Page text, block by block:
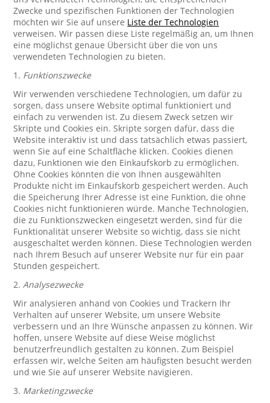
Zwecke und spezifischen Funktionen der Technologien
möchten wir Sie auf unsere Liste der Technologien
verweisen. Wir passen diese Liste regelmäßig an, um Ihnen
eine möglichst genaue Übersicht über die von uns
verwendeten Technologien zu bieten.
1. Funktionszwecke
Wir verwenden verschiedene Technologien, um dafür zu
sorgen, dass unsere Website optimal funktioniert und
einfach zu verwenden ist. Zu diesem Zweck setzen wir
Skripte und Cookies ein. Skripte sorgen dafür, dass die
Website interaktiv ist und dass tatsächlich etwas passiert,
wenn Sie auf eine Schaltfläche klicken. Cookies dienen
dazu, Funktionen wie den Einkaufskorb zu ermöglichen.
Ohne Cookies könnten die von Ihnen ausgewählten
Produkte nicht im Einkaufskorb gespeichert werden. Auch
die Speicherung Ihrer Adresse ist eine Funktion, die ohne
Cookies nicht funktionieren würde. Manche Technologien,
die zu Funktionszwecken eingesetzt werden, sind für die
Funktionalität unserer Website so wichtig, dass sie nicht
ausgeschaltet werden können. Diese Technologien werden
nach Ihrem Besuch auf unserer Website nur für ein paar
Stunden gespeichert.
2.Analysezwecke
Wir analysieren anhand von Cookies und Trackern Ihr
Verhalten auf unserer Website, um unsere Website
verbessern und an Ihre Wünsche anpassen zu können. Wir
hoffen, unsere Website auf diese Weise möglichst
benutzerfreundlich gestalten zu können. Zum Beispiel
erfassen wir, welche Seiten am häufigsten besucht werden
und wie Sie auf unserer Website navigieren.
3. Marketingzwecke